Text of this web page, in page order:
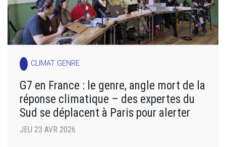
CLIMAT GENRE
G7 en France : le genre, angle mort de la
réponse climatique – des expertes du
Sud se déplacent à Paris pour alerter
JEU 23 AVR 2026